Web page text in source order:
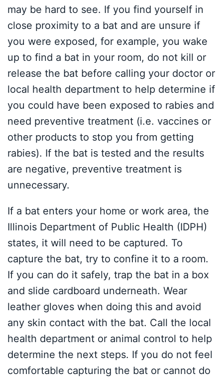
may be hard to see. If you find yourself in
close proximity to a bat and are unsure if
you were exposed, for example, you wake
up to find a bat in your room, do not kill or
release the bat before calling your doctor or
local health department to help determine if
you could have been exposed to rabies and
need preventive treatment (i.e. vaccines or
other products to stop you from getting
rabies). If the bat is tested and the results
are negative, preventive treatment is
unnecessary.
If a bat enters your home or work area, the
Illinois Department of Public Health (IDPH)
states, it will need to be captured. To
capture the bat, try to confine it to a room.
If you can do it safely, trap the bat in a box
and slide cardboard underneath. Wear
leather gloves when doing this and avoid
any skin contact with the bat. Call the local
health department or animal control to help
determine the next steps. If you do not feel
comfortable capturing the bat or cannot do